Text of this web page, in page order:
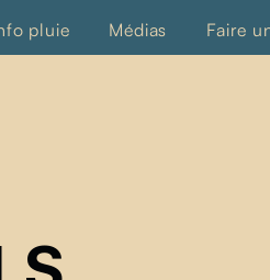
pluie Médias Faire